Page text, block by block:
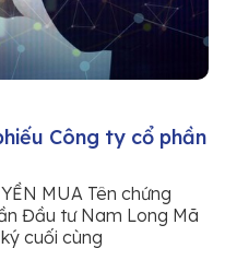
Công ty cổ phần
MUA Tên chứng
Đầu tư Nam Long Mã
cuối cùng